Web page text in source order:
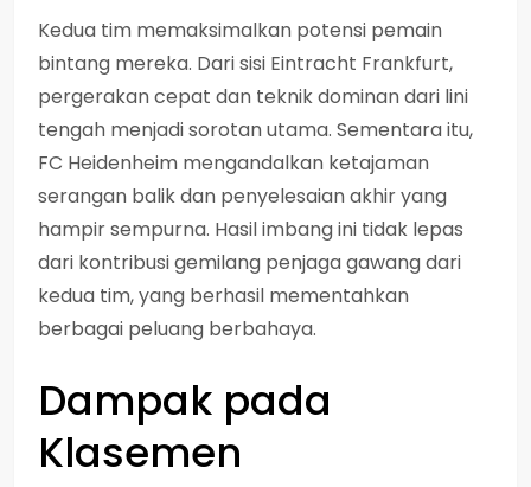
Kedua tim memaksimalkan potensi pemain
bintang mereka. Dari sisi Eintracht Frankfurt,
pergerakan cepat dan teknik dominan dari lini
tengah menjadi sorotan utama. Sementara itu,
FC Heidenheim mengandalkan ketajaman
serangan balik dan penyelesaian akhir yang
hampir sempurna. Hasil imbang ini tidak lepas
dari kontribusi gemilang penjaga gawang dari
kedua tim, yang berhasil mementahkan
berbagai peluang berbahaya.
Dampak pada
Klasemen